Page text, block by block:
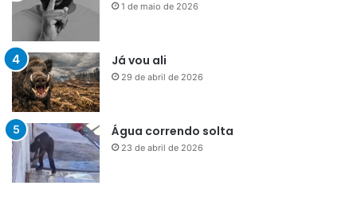
1 de maio de 2026
Já vou ali
29 de abril de 2026
Água correndo solta
23 de abril de 2026